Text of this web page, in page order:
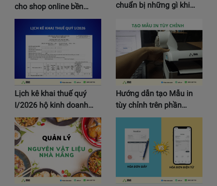
cho shop online bền…
chuẩn bị những gì khi…
Lịch kê khai thuế quý
I/2026 hộ kinh doanh…
Hướng dẫn tạo Mẫu in
tùy chỉnh trên phần…